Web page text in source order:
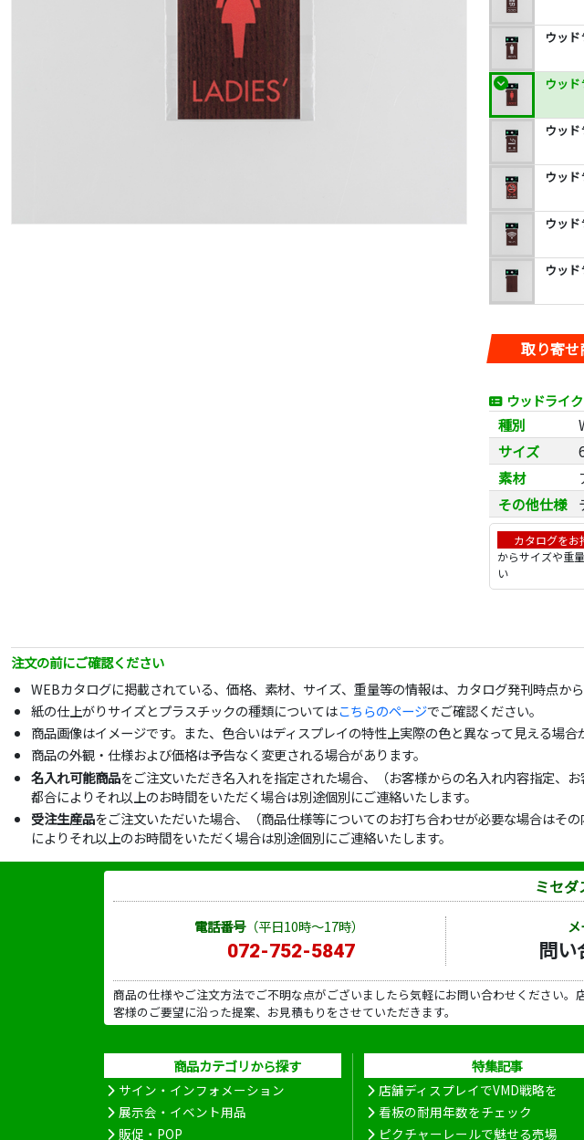
ウッ
ウッ
ウッ
ウッ
ウッ
ウッ
取り寄せ
ウッドライ
種別
サイズ
素材
その他仕様
カタログをお
からサイズや重
い
注文の前にご確認ください
WEBカタログに掲載されている、価格、素材、サイズ、重量等の情報は、カタログ発刊時点か
紙の仕上がりサイズとプラスチックの種類についてはこちらのページでご確認ください。
商品画像はイメージです。また、色合いはディスプレイの特性上実際の色と異なって見える場合
商品の外観・仕様および価格は予告なく変更される場合があります。
名入れ可能商品をご注文いただき名入れを指定された場合、（お客様からの名入れ内容指定、
都合によりそれ以上のお時間をいただく場合は別途個別にご連絡いたします。
受注生産品をご注文いただいた場合、（商品仕様等についてのお打ち合わせが必要な場合はそ
によりそれ以上のお時間をいただく場合は別途個別にご連絡いたします。
ミセ
電話番号（平日10時～17時）
072-752-5847 問い
商品の仕様やご注文方法でご不明な点がございましたら気軽にお問い合わせください
客様のご要望に沿った提案、お見積もりをさせていただきます。
商品カテゴリから探す
サイン・インフォメーション
展示会・イベント用品
販促・POP
特集記事
店舗ディスプレイでVMD戦略を
看板の耐用年数をチェック
ピクチャーレールで魅せる売場